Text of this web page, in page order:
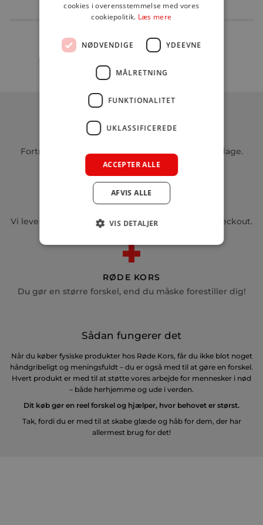
RETUNERING
Fortryder du dit køb? Returnér varen inden 14 dage.
LEVERING I HELE DANMARK
Vi leverer i hel Danmark – fragtpriser vises ved checkout.
RØDE KORS
Du gør en større forskel, end du måske forestiller dig!
Sådan fungerer det
Når du køber fysiske produkter hos Røde Kors, får du ikke blot noget
håndgribeligt og meningsfuldt – du er også med til at gøre en forskel.
Hvert produkt er med til at støtte vores arbejde for mennesker i nød
– både herhjemme og ude i verden.
Dit køb gør en reel forskel og hjælper, hvor behovet er størst.
Tak, fordi du er med til at skabe glæde og håb for dem, der har
allermest brug for det!
cookies i overensstemmelse med vores
cookiepolitik. Læs mere
NØDVENDIGE YDEEVNE
MÅLRETNING
FUNKTIONALITET
UKLASSIFICEREDE
ACCEPTER ALLE
AFVIS ALLE
VIS DETALJER